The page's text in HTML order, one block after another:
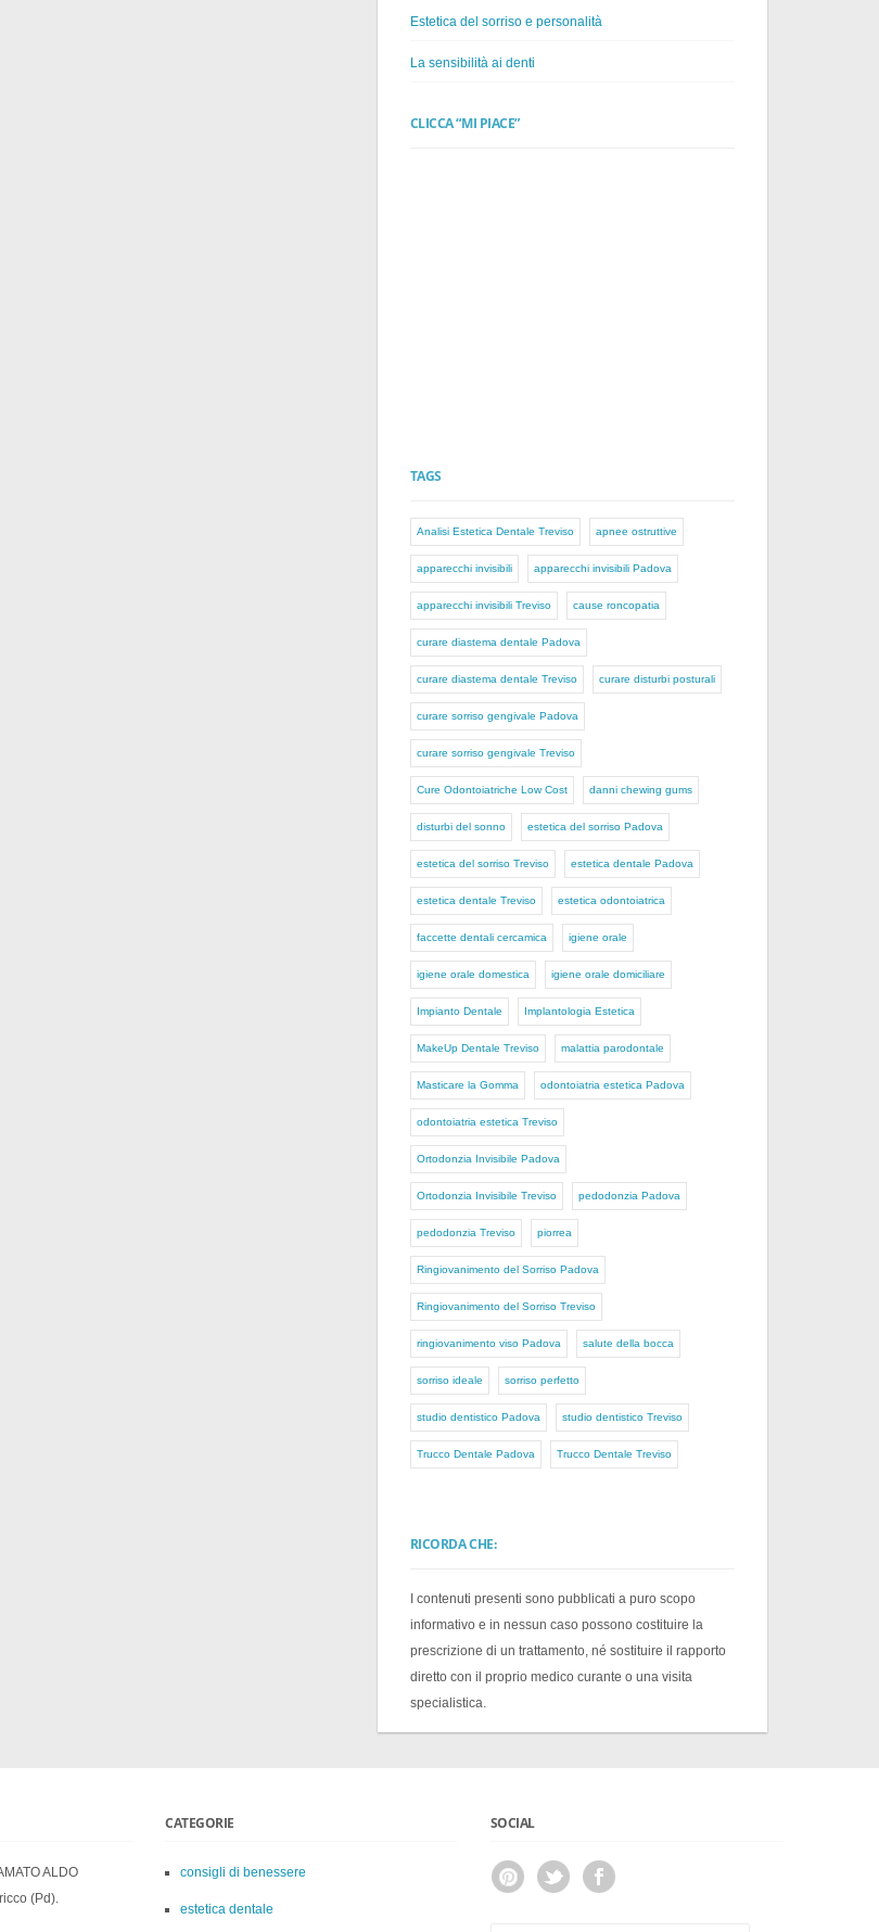
Estetica del sorriso e personalità
La sensibilità ai denti
CLICCA “MI PIACE”
TAGS
Analisi Estetica Dentale Treviso apnee ostruttive
apparecchi invisibili apparecchi invisibili Padova
apparecchi invisibili Treviso cause roncopatia
curare diastema dentale Padova
curare diastema dentale Treviso curare disturbi posturali
curare sorriso gengivale Padova
curare sorriso gengivale Treviso
Cure Odontoiatriche Low Cost danni chewing gums
disturbi del sonno estetica del sorriso Padova
estetica del sorriso Treviso estetica dentale Padova
estetica dentale Treviso estetica odontoiatrica
faccette dentali cercamica igiene orale
igiene orale domestica igiene orale domiciliare
Impianto Dentale Implantologia Estetica
MakeUp Dentale Treviso malattia parodontale
Masticare la Gomma odontoiatria estetica Padova
odontoiatria estetica Treviso
Ortodonzia Invisibile Padova
Ortodonzia Invisibile Treviso pedodonzia Padova
pedodonzia Treviso piorrea
Ringiovanimento del Sorriso Padova
Ringiovanimento del Sorriso Treviso
ringiovanimento viso Padova salute della bocca
sorriso ideale sorriso perfetto
studio dentistico Padova studio dentistico Treviso
Trucco Dentale Padova Trucco Dentale Treviso
RICORDA CHE:
I contenuti presenti sono pubblicati a puro scopo
informativo e in nessun caso possono costituire la
prescrizione di un trattamento, né sostituire il rapporto
diretto con il proprio medico curante o una visita
specialistica.
ALDO
(Pd).
CATEGORIE
consigli di benessere
estetica dentale
SOCIAL